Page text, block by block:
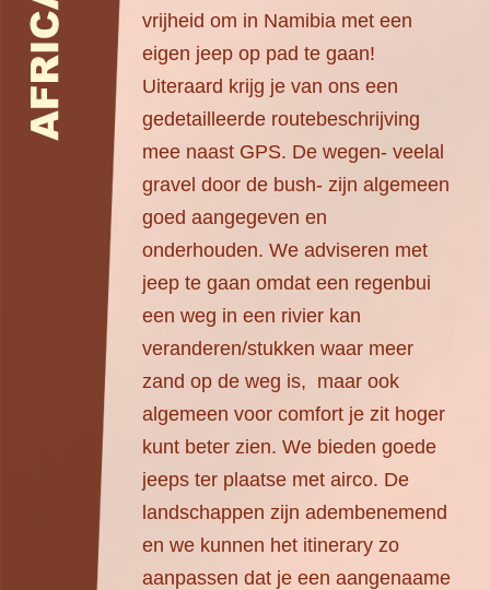
vrijheid om in Namibia met een
eigen jeep op pad te gaan!
Uiteraard krijg je van ons een
gedetailleerde routebeschrijving
mee naast GPS. De wegen- veelal
gravel door de bush- zijn algemeen
goed aangegeven en
onderhouden. We adviseren met
jeep te gaan omdat een regenbui
een weg in een rivier kan
veranderen/stukken waar meer
zand op de weg is, maar ook
algemeen voor comfort je zit hoger
kunt beter zien. We bieden goede
jeeps ter plaatse met airco. De
landschappen zijn adembenemend
en we kunnen het itinerary zo
aanpassen dat je een aangenaame